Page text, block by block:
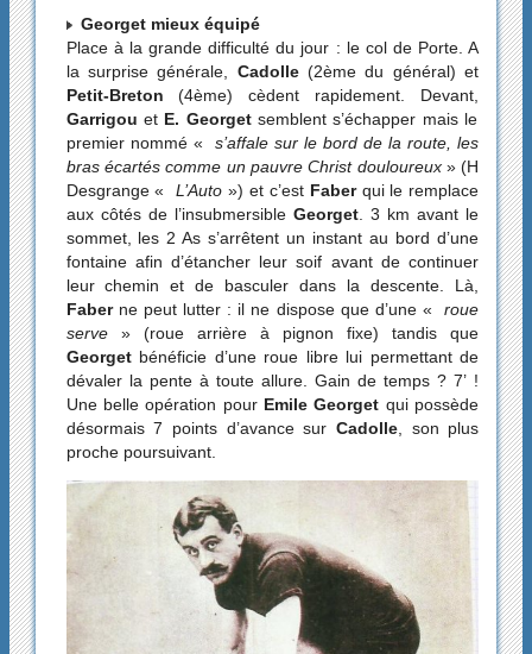
Georget mieux équipé
Place à la grande difficulté du jour : le col de Porte. A
la surprise générale, Cadolle(2ème du général) et
Petit-Breton (4ème) cèdent rapidement. Devant,
Garrigou etE. Georgetsemblent s’échapper mais le
premier nommé «
s’affale sur le bord de la route, les
bras écartés comme un pauvre Christ douloureux» (H
Desgrange «
L’Auto ») et c’est Faberqui le remplace
aux côtés de l’insubmersibleGeorget. 3 km avant le
sommet, les 2 As s’arrêtent un instant au bord d’une
fontaine afin d’étancher leur soif avant de continuer
leur chemin et de basculer dans la descente. Là,
Faberne peut lutter : il ne dispose que d’une «
roue
serve» (roue arrière à pignon fixe) tandis que
Georgetbénéficie d’une roue libre lui permettant de
dévaler la pente à toute allure. Gain de temps ? 7’ !
Une belle opération pour Emile Georget qui possède
désormais 7 points d’avance sur Cadolle, son plus
proche poursuivant.